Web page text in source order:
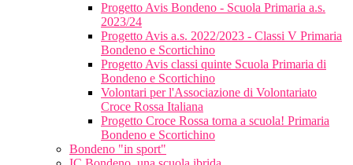
Progetto Avis Bondeno - Scuola Primaria a.s.
2023/24
Progetto Avis a.s. 2022/2023 - Classi V Primaria
Bondeno e Scortichino
Progetto Avis classi quinte Scuola Primaria di
Bondeno e Scortichino
Volontari per l'Associazione di Volontariato
Croce Rossa Italiana
Progetto Croce Rossa torna a scuola! Primaria
Bondeno e Scortichino
Bondeno "in sport"